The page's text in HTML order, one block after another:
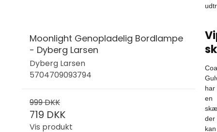
Moonlight Genopladelig Bordlampe
- Dyberg Larsen
Dyberg Larsen
5704709093794
999 DKK
719 DKK
Vis produkt
har
en
der
kan